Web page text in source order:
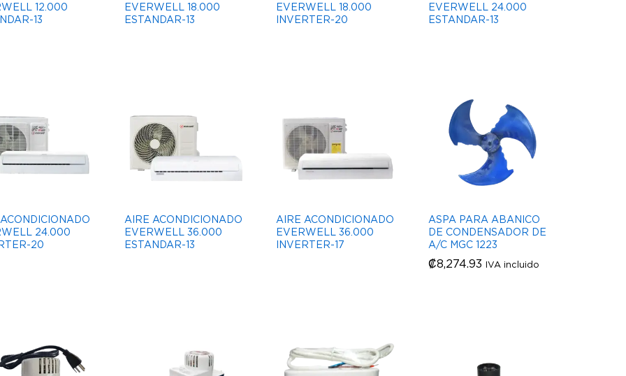
12.000
13
EVERWELL 18.000
ESTANDAR-13
EVERWELL 18.000
INVERTER-20
EVERWELL 24.000
ESTANDAR-13
24.000
20
AIRE ACONDICIONADO
EVERWELL 36.000
ESTANDAR-13
AIRE ACONDICIONADO
EVERWELL 36.000
INVERTER-17
ASPA PARA ABANICO
DE CONDENSADOR DE
A/C MGC 1223
₡8,274.93 IVA incluido
₡8,274.93